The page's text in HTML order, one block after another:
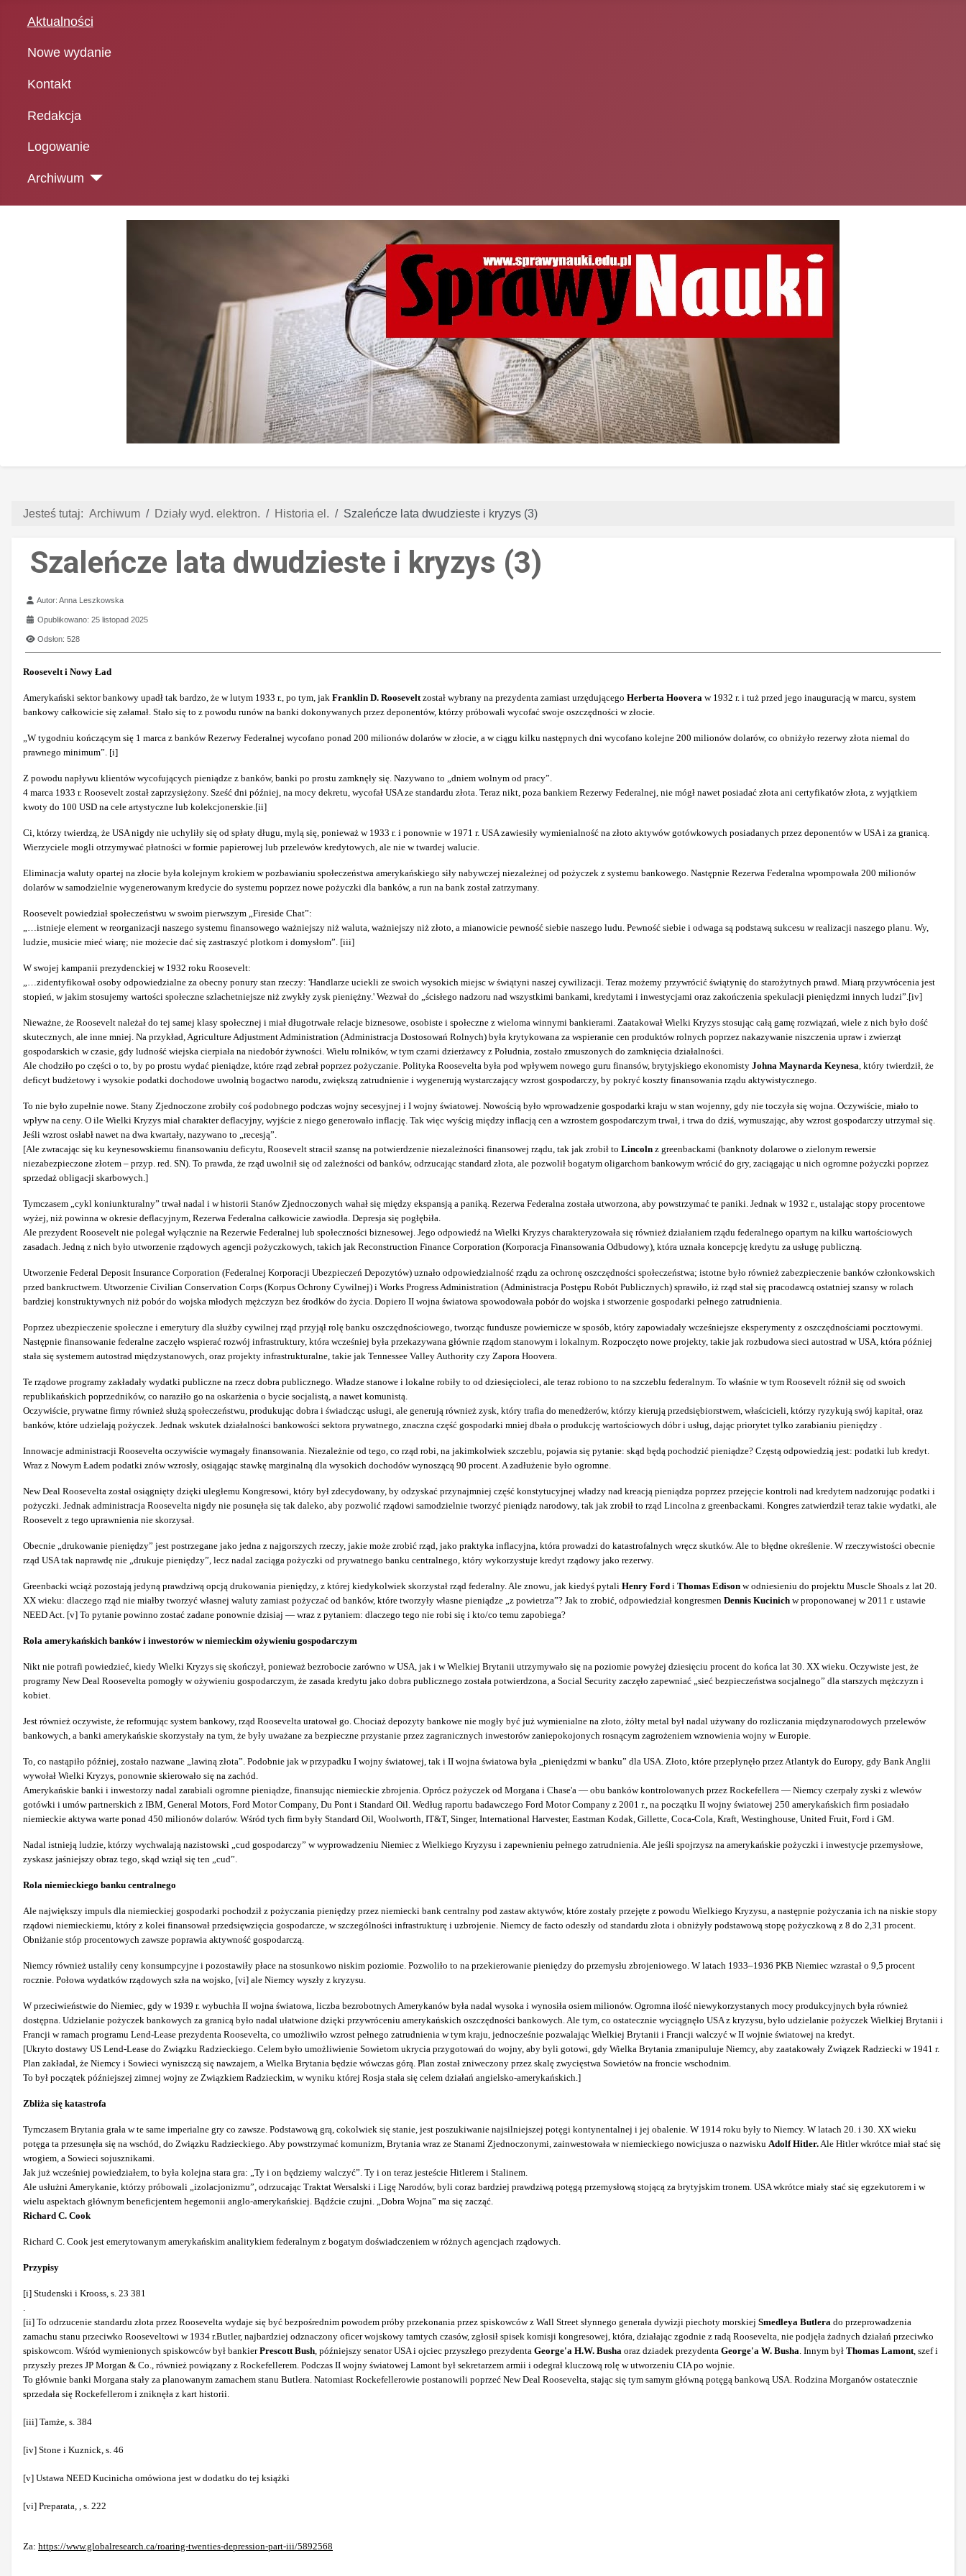
Aktualności
Nowe wydanie
Kontakt
Redakcja
Logowanie
Archiwum
Jesteś tutaj: Archiwum Działy wyd. elektron. Historia el. Szaleńcze lata dwudzieste i kryzys (3)
Szaleńcze lata dwudzieste i kryzys (3)
Szczegóły
Autor:Anna Leszkowska
Opublikowano: 25 listopad 2025
Odsłon: 528
Roosevelt i Nowy Ład
Amerykański sektor bankowy upadł tak bardzo, że w lutym 1933 r., po tym, jak Franklin D. Roosevelt został wybrany na prezydenta zamiast urzędującego Herberta Hoovera w 1932 r. i tuż przed jego inauguracją w marcu, system
bankowy całkowicie się załamał. Stało się to z powodu runów na banki dokonywanych przez deponentów, którzy próbowali wycofać swoje oszczędności w złocie.
„W tygodniu kończącym się 1 marca z banków Rezerwy Federalnej wycofano ponad 200 milionów dolarów w złocie, a w ciągu kilku następnych dni wycofano kolejne 200 milionów dolarów, co obniżyło rezerwy złota niemal do
prawnego minimum”. [i]
Z powodu napływu klientów wycofujących pieniądze z banków, banki po prostu zamknęły się. Nazywano to „dniem wolnym od pracy”.
4 marca 1933 r. Roosevelt został zaprzysiężony. Sześć dni później, na mocy dekretu, wycofał USA ze standardu złota. Teraz nikt, poza bankiem Rezerwy Federalnej, nie mógł nawet posiadać złota ani certyfikatów złota, z wyjątkiem
kwoty do 100 USD na cele artystyczne lub kolekcjonerskie.[ii]
Ci, którzy twierdzą, że USA nigdy nie uchyliły się od spłaty długu, mylą się, ponieważ w 1933 r. i ponownie w 1971 r. USA zawiesiły wymienialność na złoto aktywów gotówkowych posiadanych przez deponentów w USA i za granicą.
Wierzyciele mogli otrzymywać płatności w formie papierowej lub przelewów kredytowych, ale nie w twardej walucie.
Eliminacja waluty opartej na złocie była kolejnym krokiem w pozbawianiu społeczeństwa amerykańskiego siły nabywczej niezależnej od pożyczek z systemu bankowego. Następnie Rezerwa Federalna wpompowała 200 milionów
dolarów w samodzielnie wygenerowanym kredycie do systemu poprzez nowe pożyczki dla banków, a run na bank został zatrzymany.
Roosevelt powiedział społeczeństwu w swoim pierwszym „Fireside Chat”:
„…istnieje element w reorganizacji naszego systemu finansowego ważniejszy niż waluta, ważniejszy niż złoto, a mianowicie pewność siebie naszego ludu. Pewność siebie i odwaga są podstawą sukcesu w realizacji naszego planu. Wy,
ludzie, musicie mieć wiarę; nie możecie dać się zastraszyć plotkom i domysłom”. [iii]
W swojej kampanii prezydenckiej w 1932 roku Roosevelt:
„…zidentyfikował osoby odpowiedzialne za obecny ponury stan rzeczy: 'Handlarze uciekli ze swoich wysokich miejsc w świątyni naszej cywilizacji. Teraz możemy przywrócić świątynię do starożytnych prawd. Miarą przywrócenia jest
stopień, w jakim stosujemy wartości społeczne szlachetniejsze niż zwykły zysk pieniężny.' Wezwał do „ścisłego nadzoru nad wszystkimi bankami, kredytami i inwestycjami oraz zakończenia spekulacji pieniędzmi innych ludzi”.[iv]
Nieważne, że Roosevelt należał do tej samej klasy społecznej i miał długotrwałe relacje biznesowe, osobiste i społeczne z wieloma winnymi bankierami. Zaatakował Wielki Kryzys stosując całą gamę rozwiązań, wiele z nich było dość
skutecznych, ale inne mniej. Na przykład, Agriculture Adjustment Administration (Administracja Dostosowań Rolnych) była krytykowana za wspieranie cen produktów rolnych poprzez nakazywanie niszczenia upraw i zwierząt
gospodarskich w czasie, gdy ludność wiejska cierpiała na niedobór żywności. Wielu rolników, w tym czarni dzierżawcy z Południa, zostało zmuszonych do zamknięcia działalności.
Ale chodziło po części o to, by po prostu wydać pieniądze, które rząd zebrał poprzez pożyczanie. Polityka Roosevelta była pod wpływem nowego guru finansów, brytyjskiego ekonomisty Johna Maynarda Keynesa , który twierdził, że
deficyt budżetowy i wysokie podatki dochodowe uwolnią bogactwo narodu, zwiększą zatrudnienie i wygenerują wystarczający wzrost gospodarczy, by pokryć koszty finansowania rządu aktywistycznego.
To nie było zupełnie nowe. Stany Zjednoczone zrobiły coś podobnego podczas wojny secesyjnej i I wojny światowej. Nowością było wprowadzenie gospodarki kraju w stan wojenny, gdy nie toczyła się wojna. Oczywiście, miało to
wpływ na ceny. O ile Wielki Kryzys miał charakter deflacyjny, wyjście z niego generowało inflację. Tak więc wyścig między inflacją cen a wzrostem gospodarczym trwał, i trwa do dziś, wymuszając, aby wzrost gospodarczy utrzymał się.
Jeśli wzrost osłabł nawet na dwa kwartały, nazywano to „recesją”.
[Ale zwracając się ku keynesowskiemu finansowaniu deficytu, Roosevelt stracił szansę na potwierdzenie niezależności finansowej rządu, tak jak zrobił to Lincoln z greenbackami (banknoty dolarowe o zielonym rewersie
niezabezpieczone złotem – przyp. red. SN). To prawda, że rząd uwolnił się od zależności od banków, odrzucając standard złota, ale pozwolił bogatym oligarchom bankowym wrócić do gry, zaciągając u nich ogromne pożyczki poprzez
sprzedaż obligacji skarbowych.]
Tymczasem „cykl koniunkturalny” trwał nadal i w historii Stanów Zjednoczonych wahał się między ekspansją a paniką. Rezerwa Federalna została utworzona, aby powstrzymać te paniki. Jednak w 1932 r., ustalając stopy procentowe
wyżej, niż powinna w okresie deflacyjnym, Rezerwa Federalna całkowicie zawiodła. Depresja się pogłębiła.
Ale prezydent Roosevelt nie polegał wyłącznie na Rezerwie Federalnej lub społeczności biznesowej. Jego odpowiedź na Wielki Kryzys charakteryzowała się również działaniem rządu federalnego opartym na kilku wartościowych
zasadach. Jedną z nich było utworzenie rządowych agencji pożyczkowych, takich jak Reconstruction Finance Corporation (Korporacja Finansowania Odbudowy), która uznała koncepcję kredytu za usługę publiczną.
Utworzenie Federal Deposit Insurance Corporation (Federalnej Korporacji Ubezpieczeń Depozytów) uznało odpowiedzialność rządu za ochronę oszczędności społeczeństwa; istotne było również zabezpieczenie banków członkowskich
przed bankructwem. Utworzenie Civilian Conservation Corps (Korpus Ochrony Cywilnej) i Works Progress Administration (Administracja Postępu Robót Publicznych) sprawiło, iż rząd stał się pracodawcą ostatniej szansy w rolach
bardziej konstruktywnych niż pobór do wojska młodych mężczyzn bez środków do życia. Dopiero II wojna światowa spowodowała pobór do wojska i stworzenie gospodarki pełnego zatrudnienia.
Poprzez ubezpieczenie społeczne i emerytury dla służby cywilnej rząd przyjął rolę banku oszczędnościowego, tworząc fundusze powiernicze w sposób, który zapowiadały wcześniejsze eksperymenty z oszczędnościami pocztowymi.
Następnie finansowanie federalne zaczęło wspierać rozwój infrastruktury, która wcześniej była przekazywana głównie rządom stanowym i lokalnym. Rozpoczęto nowe projekty, takie jak rozbudowa sieci autostrad w USA, która później
stała się systemem autostrad międzystanowych, oraz projekty infrastrukturalne, takie jak Tennessee Valley Authority czy Zapora Hoovera.
Te rządowe programy zakładały wydatki publiczne na rzecz dobra publicznego. Władze stanowe i lokalne robiły to od dziesięcioleci, ale teraz robiono to na szczeblu federalnym. To właśnie w tym Roosevelt różnił się od swoich
republikańskich poprzedników, co naraziło go na oskarżenia o bycie socjalistą, a nawet komunistą.
Oczywiście, prywatne firmy również służą społeczeństwu, produkując dobra i świadcząc usługi, ale generują również zysk, który trafia do menedżerów, którzy kierują przedsiębiorstwem, właścicieli, którzy ryzykują swój kapitał, oraz
banków, które udzielają pożyczek. Jednak wskutek działalności bankowości sektora prywatnego, znaczna część gospodarki mniej dbała o produkcję wartościowych dóbr i usług, dając priorytet tylko zarabianiu pieniędzy .
Innowacje administracji Roosevelta oczywiście wymagały finansowania. Niezależnie od tego, co rząd robi, na jakimkolwiek szczeblu, pojawia się pytanie: skąd będą pochodzić pieniądze? Częstą odpowiedzią jest: podatki lub kredyt.
Wraz z Nowym Ładem podatki znów wzrosły, osiągając stawkę marginalną dla wysokich dochodów wynoszącą 90 procent. A zadłużenie było ogromne.
New Deal Roosevelta został osiągnięty dzięki uległemu Kongresowi, który był zdecydowany, by odzyskać przynajmniej część konstytucyjnej władzy nad kreacją pieniądza poprzez przejęcie kontroli nad kredytem nadzorując podatki i
pożyczki. Jednak administracja Roosevelta nigdy nie posunęła się tak daleko, aby pozwolić rządowi samodzielnie tworzyć pieniądz narodowy, tak jak zrobił to rząd Lincolna z greenbackami. Kongres zatwierdził teraz takie wydatki, ale
Roosevelt z tego uprawnienia nie skorzysał.
Obecnie „drukowanie pieniędzy” jest postrzegane jako jedna z najgorszych rzeczy, jakie może zrobić rząd, jako praktyka inflacyjna, która prowadzi do katastrofalnych wręcz skutków. Ale to błędne określenie. W rzeczywistości obecnie
rząd USA tak naprawdę nie „drukuje pieniędzy”, lecz nadal zaciąga pożyczki od prywatnego banku centralnego, który wykorzystuje kredyt rządowy jako rezerwy.
Greenbacki wciąż pozostają jedyną prawdziwą opcją drukowania pieniędzy, z której kiedykolwiek skorzystał rząd federalny. Ale znowu, jak kiedyś pytali Henry Ford i Thomas Edison w odniesieniu do projektu Muscle Shoals z lat 20.
XX wieku: dlaczego rząd nie miałby tworzyć własnej waluty zamiast pożyczać od banków, które tworzyły własne pieniądze „z powietrza”? Jak to zrobić, odpowiedział kongresmen Dennis Kucinich w proponowanej w 2011 r. ustawie
NEED Act. [v] To pytanie powinno zostać zadane ponownie dzisiaj — wraz z pytaniem: dlaczego tego nie robi się i kto/co temu zapobiega?
Rola amerykańskich banków i inwestorów w niemieckim ożywieniu gospodarczym
Nikt nie potrafi powiedzieć, kiedy Wielki Kryzys się skończył, ponieważ bezrobocie zarówno w USA, jak i w Wielkiej Brytanii utrzymywało się na poziomie powyżej dziesięciu procent do końca lat 30. XX wieku. Oczywiste jest, że
programy New Deal Roosevelta pomogły w ożywieniu gospodarczym, że zasada kredytu jako dobra publicznego została potwierdzona, a Social Security zaczęło zapewniać „sieć bezpieczeństwa socjalnego” dla starszych mężczyzn i
kobiet.
Jest również oczywiste, że reformując system bankowy, rząd Roosevelta uratował go. Chociaż depozyty bankowe nie mogły być już wymienialne na złoto, żółty metal był nadal używany do rozliczania międzynarodowych przelewów
bankowych, a banki amerykańskie skorzystały na tym, że były uważane za bezpieczne przystanie przez zagranicznych inwestorów zaniepokojonych rosnącym zagrożeniem wznowienia wojny w Europie.
To, co nastąpiło później, zostało nazwane „lawiną złota”. Podobnie jak w przypadku I wojny światowej, tak i II wojna światowa była „pieniędzmi w banku” dla USA. Złoto, które przepłynęło przez Atlantyk do Europy, gdy Bank Anglii
wywołał Wielki Kryzys, ponownie skierowało się na zachód.
Amerykańskie banki i inwestorzy nadal zarabiali ogromne pieniądze, finansując niemieckie zbrojenia. Oprócz pożyczek od Morgana i Chase'a — obu banków kontrolowanych przez Rockefellera — Niemcy czerpały zyski z wlewów
gotówki i umów partnerskich z IBM, General Motors, Ford Motor Company, Du Pont i Standard Oil. Według raportu badawczego Ford Motor Company z 2001 r., na początku II wojny światowej 250 amerykańskich firm posiadało
niemieckie aktywa warte ponad 450 milionów dolarów. Wśród tych firm były Standard Oil, Woolworth, IT&T, Singer, International Harvester, Eastman Kodak, Gillette, Coca-Cola, Kraft, Westinghouse, United Fruit, Ford i GM.
Nadal istnieją ludzie, którzy wychwalają nazistowski „cud gospodarczy” w wyprowadzeniu Niemiec z Wielkiego Kryzysu i zapewnieniu pełnego zatrudnienia. Ale jeśli spojrzysz na amerykańskie pożyczki i inwestycje przemysłowe,
zyskasz jaśniejszy obraz tego, skąd wziął się ten „cud”.
Rola niemieckiego banku centralnego
Ale największy impuls dla niemieckiej gospodarki pochodził z pożyczania pieniędzy przez niemiecki bank centralny pod zastaw aktywów, które zostały przejęte z powodu Wielkiego Kryzysu, a następnie pożyczania ich na niskie stopy
rządowi niemieckiemu, który z kolei finansował przedsięwzięcia gospodarcze, w szczególności infrastrukturę i uzbrojenie. Niemcy de facto odeszły od standardu złota i obniżyły podstawową stopę pożyczkową z 8 do 2,31 procent.
Obniżanie stóp procentowych zawsze poprawia aktywność gospodarczą.
Niemcy również ustaliły ceny konsumpcyjne i pozostawiły płace na stosunkowo niskim poziomie. Pozwoliło to na przekierowanie pieniędzy do przemysłu zbrojeniowego. W latach 1933–1936 PKB Niemiec wzrastał o 9,5 procent
rocznie. Połowa wydatków rządowych szła na wojsko, [vi] ale Niemcy wyszły z kryzysu.
W przeciwieństwie do Niemiec, gdy w 1939 r. wybuchła II wojna światowa, liczba bezrobotnych Amerykanów była nadal wysoka i wynosiła osiem milionów. Ogromna ilość niewykorzystanych mocy produkcyjnych była również
dostępna. Udzielanie pożyczek bankowych za granicą było nadal ułatwione dzięki przywróceniu amerykańskich oszczędności bankowych. Ale tym, co ostatecznie wyciągnęło USA z kryzysu, było udzielanie pożyczek Wielkiej Brytanii i
Francji w ramach programu Lend-Lease prezydenta Roosevelta, co umożliwiło wzrost pełnego zatrudnienia w tym kraju, jednocześnie pozwalając Wielkiej Brytanii i Francji walczyć w II wojnie światowej na kredyt.
[Ukryto dostawy US Lend-Lease do Związku Radzieckiego. Celem było umożliwienie Sowietom ukrycia przygotowań do wojny, aby byli gotowi, gdy Wielka Brytania zmanipuluje Niemcy, aby zaatakowały Związek Radziecki w 1941 r.
Plan zakładał, że Niemcy i Sowieci wyniszczą się nawzajem, a Wielka Brytania będzie wówczas górą. Plan został zniweczony przez skalę zwycięstwa Sowietów na froncie wschodnim.
To był początek późniejszej zimnej wojny ze Związkiem Radzieckim, w wyniku której Rosja stała się celem działań angielsko-amerykańskich.]
Zbliża się katastrofa
Tymczasem Brytania grała w te same imperialne gry co zawsze. Podstawową grą, cokolwiek się stanie, jest poszukiwanie najsilniejszej potęgi kontynentalnej i jej obalenie. W 1914 roku były to Niemcy. W latach 20. i 30. XX wieku
potęga ta przesunęła się na wschód, do Związku Radzieckiego. Aby powstrzymać komunizm, Brytania wraz ze Stanami Zjednoczonymi, zainwestowała w niemieckiego nowicjusza o nazwisku Adolf Hitler. Ale Hitler wkrótce miał stać się
wrogiem, a Sowieci sojusznikami.
Jak już wcześniej powiedziałem, to była kolejna stara gra: „Ty i on będziemy walczyć”. Ty i on teraz jesteście Hitlerem i Stalinem.
Ale usłużni Amerykanie, którzy próbowali „izolacjonizmu”, odrzucając Traktat Wersalski i Ligę Narodów, byli coraz bardziej prawdziwą potęgą przemysłową stojącą za brytyjskim tronem. USA wkrótce miały stać się egzekutorem i w
wielu aspektach głównym beneficjentem hegemonii anglo-amerykańskiej. Bądźcie czujni. „Dobra Wojna” ma się zacząć.
Richard C. Cook
Richard C. Cook jest emerytowanym amerykańskim analitykiem federalnym z bogatym doświadczeniem w różnych agencjach rządowych.
Przypisy
[i] Studenski i Krooss, s. 23 381
[ii] To odrzucenie standardu złota przez Roosevelta wydaje się być bezpośrednim powodem próby przekonania przez spiskowców z Wall Street słynnego generała dywizji piechoty morskiej Smedleya Butlera do przeprowadzenia
zamachu stanu przeciwko Rooseveltowi w 1934 r.Butler, najbardziej odznaczony oficer wojskowy tamtych czasów, zgłosił spisek komisji kongresowej, która, działając zgodnie z radą Roosevelta, nie podjęła żadnych działań przeciwko
spiskowcom. Wśród wymienionych spiskowców był bankierPrescott Bush , późniejszy senator USA i ojciec przyszłego prezydenta George'a H.W. Busha oraz dziadek prezydenta George'a W. Busha . Innym był Thomas Lamont , szef i
przyszły prezes JP Morgan & Co., również powiązany z Rockefellerem. Podczas II wojny światowej Lamont był sekretarzem armii i odegrał kluczową rolę w utworzeniu CIA po wojnie.
To głównie banki Morgana stały za planowanym zamachem stanu Butlera. Natomiast Rockefellerowie postanowili poprzeć New Deal Roosevelta, stając się tym samym główną potęgą bankową USA. Rodzina Morganów ostatecznie
sprzedała się Rockefellerom i zniknęła z kart historii.
[iii] Tamże, s. 384
[iv] Stone i Kuznick, s. 46
[v] Ustawa NEED Kucinicha omówiona jest w dodatku do tej książki
[vi] Preparata, , s. 222
Za: https://www.globalresearch.ca/roaring-twenties-depression-part-iii/5892568